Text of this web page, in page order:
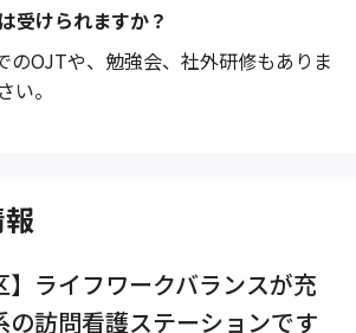
受けられますか？
のOJTや、勉強会、社外研修もありま
い。
】ライフワークバランスが充
の訪問看護ステーションです